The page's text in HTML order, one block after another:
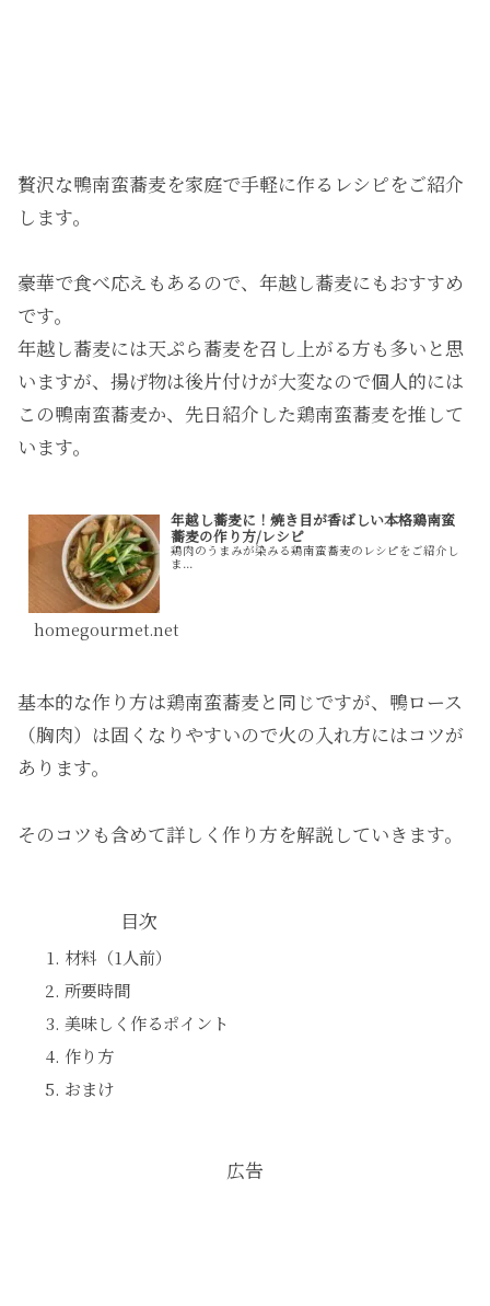
贅沢な鴨南蛮蕎麦を家庭で手軽に作るレシピをご紹介
します。
豪華で食べ応えもあるので、年越し蕎麦にもおすすめ
です。
年越し蕎麦には天ぷら蕎麦を召し上がる方も多いと思
いますが、揚げ物は後片付けが大変なので個人的には
この鴨南蛮蕎麦か、先日紹介した鶏南蛮蕎麦を推して
います。
年越し蕎麦に！焼き目が香ばしい本格鶏南蛮
蕎麦の作り方/レシピ
鶏肉のうまみが染みる鶏南蛮蕎麦のレシピをご紹介し
ま...
homegourmet.net
基本的な作り方は鶏南蛮蕎麦と同じですが、鴨ロース
（胸肉）は固くなりやすいので火の入れ方にはコツが
あります。
そのコツも含めて詳しく作り方を解説していきます。
目次
材料（1人前）
所要時間
美味しく作るポイント
作り方
おまけ
広告